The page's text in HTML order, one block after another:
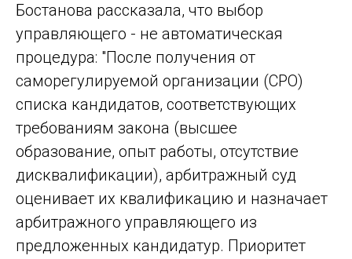
Бостанова рассказала, что выбор
управляющего - не автоматическая
процедура: "После получения от
саморегулируемой организации (СРО)
списка кандидатов, соответствующих
требованиям закона (высшее
образование, опыт работы, отсутствие
дисквалификации), арбитражный суд
оценивает их квалификацию и назначает
арбитражного управляющего из
предложенных кандидатур. Приоритет